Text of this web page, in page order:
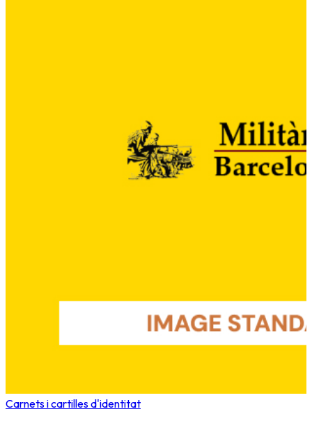
Carnets i cartilles d'identitat